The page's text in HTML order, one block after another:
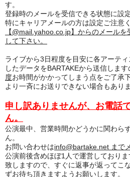
す。
登録時のメールを受信できる状態に設
特にキャリアメールの方は設定ご注意
【@mail.yahoo.co.jp】からのメール
して下さい。
ライブから3日程度を目安に各アーテ
したデータをBARTAKEから送信しま
度お時間がかかってしまう点をご了承
より一斉にお送りできない場合もあり
申し訳ありませんが、お電話
ん。
公演最中、営業時間かどうかに関わら
ん。
お問い合わせはinfo@bartake.net まで
公演前後含めほぼ1人で運営しており
致しますので、すぐに返事が返ってこ
ずお待ち頂きますようお願いします。